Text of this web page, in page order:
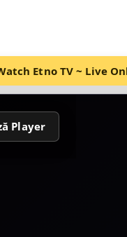
Etno TV ~ Live
Player